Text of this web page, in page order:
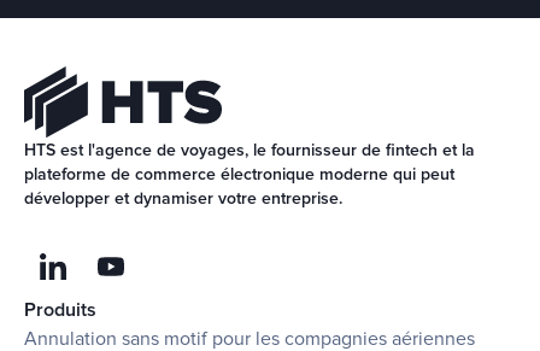
HTS est l'agence de voyages, le fournisseur de fintech et la
plateforme de commerce électronique moderne qui peut
développer et dynamiser votre entreprise.
Produits
Annulation sans motif pour les compagnies aériennes